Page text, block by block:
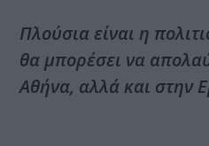
Πλούσια είναι η
θα μπορέσει να
Αθήνα, αλλά και στην